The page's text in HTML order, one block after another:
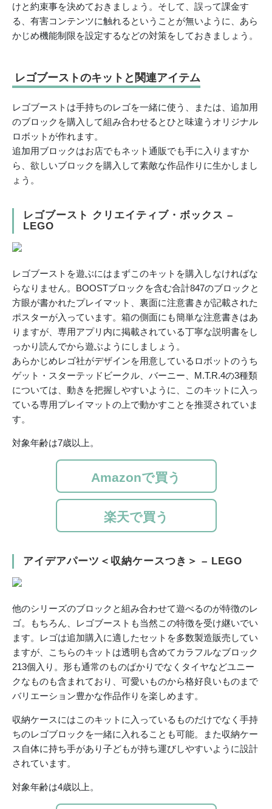
けと約束事を決めておきましょう。そして、誤って課金す
る、有害コンテンツに触れるということが無いように、あら
かじめ機能制限を設定するなどの対策をしておきましょう。
レゴブーストのキットと関連アイテム
レゴブーストは手持ちのレゴを一緒に使う、または、追加用
のブロックを購入して組み合わせるとひと味違うオリジナル
ロボットが作れます。
追加用ブロックはお店でもネット通販でも手に入りますか
ら、欲しいブロックを購入して素敵な作品作りに生かしまし
ょう。
レゴブースト クリエイティブ・ボックス –
LEGO
レゴブーストを遊ぶにはまずこのキットを購入しなければな
らなりません。BOOSTブロックを含む合計847のブロックと
方眼が書かれたプレイマット、裏面に注意書きが記載された
ポスターが入っています。箱の側面にも簡単な注意書きはあ
りますが、専用アプリ内に掲載されている丁寧な説明書をし
っかり読んでから遊ぶようにしましょう。
あらかじめレゴ社がデザインを用意しているロボットのうち
ゲット・スターテッドビークル、バーニー、M.T.R.4の3種類
については、動きを把握しやすいように、このキットに入っ
ている専用プレイマットの上で動かすことを推奨されていま
す。
対象年齢は7歳以上。
Amazonで買う
楽天で買う
アイデアパーツ＜収納ケースつき＞ – LEGO
他のシリーズのブロックと組み合わせて遊べるのが特徴のレ
ゴ。もちろん、レゴブーストも当然この特徴を受け継いでい
ます。レゴは追加購入に適したセットを多数製造販売してい
ますが、こちらのキットは透明も含めてカラフルなブロック
213個入り。形も通常のものばかりでなくタイヤなどユニー
クなものも含まれており、可愛いものから格好良いものまで
バリエーション豊かな作品作りを楽しめます。
収納ケースにはこのキットに入っているものだけでなく手持
ちのレゴブロックを一緒に入れることも可能。また収納ケー
ス自体に持ち手があり子どもが持ち運びしやすいように設計
されています。
対象年齢は4歳以上。